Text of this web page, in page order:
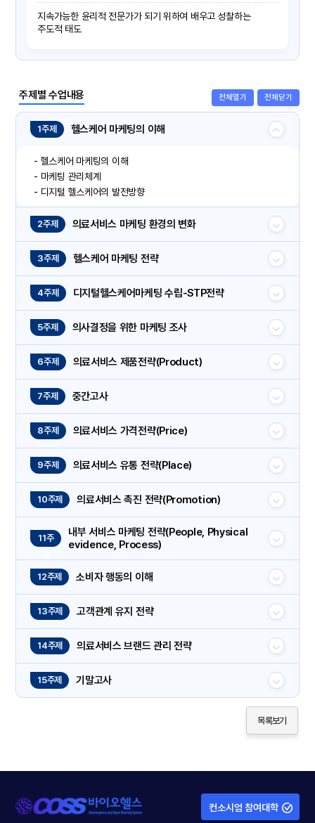
지속가능한 윤리적 전문가가 되기 위하여 배우고 성찰하는
주도적 태도
주제별 수업내용 전체열기 전체닫기
1주제 헬스케어 마케팅의 이해
- 헬스케어 마케팅의 이해
- 마케팅 관리체계
- 디지털 헬스케어의 발전방향
2주제 의료서비스 마케팅 환경의 변화
3주제 헬스케어 마케팅 전략
4주제 디지털헬스케어마케팅 수립-STP전략
5주제 의사결정을 위한 마케팅 조사
6주제 의료서비스 제품전략(Product)
7주제 중간고사
8주제 의료서비스 가격전략(Price)
9주제 의료서비스 유통 전략(Place)
10주제 의료서비스 촉진 전략(Promotion)
11주
내부 서비스 마케팅 전략(People, Physical
evidence, Process)
12주제 소비자 행동의 이해
13주제 고객관계 유지 전략
14주제 의료서비스 브랜드 관리 전략
15주제 기말고사
목록보기
컨소시엄 참여대학